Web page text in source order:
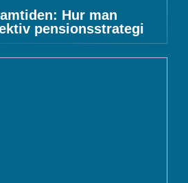
Hur man
pensionsstrategi